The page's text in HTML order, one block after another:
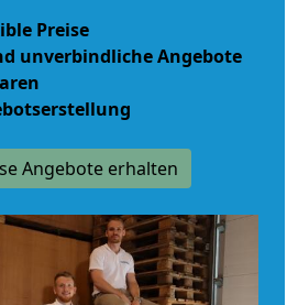
Preise
unverbindliche Angebote
Angebote erhalten